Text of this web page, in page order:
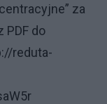
za
PDF do
reduta-